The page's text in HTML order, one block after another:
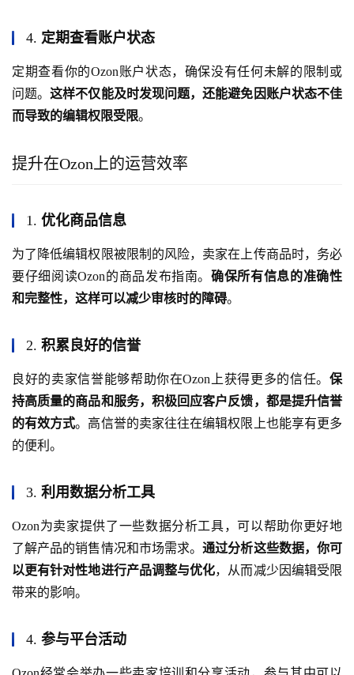
4. 定期查看账户状态
定期查看你的Ozon账户状态，确保没有任何未解的限制或
问题。这样不仅能及时发现问题，还能避免因账户状态不佳
而导致的编辑权限受限。
提升在Ozon上的运营效率
1. 优化商品信息
为了降低编辑权限被限制的风险，卖家在上传商品时，务必
要仔细阅读Ozon的商品发布指南。确保所有信息的准确性
和完整性，这样可以减少审核时的障碍。
2. 积累良好的信誉
良好的卖家信誉能够帮助你在Ozon上获得更多的信任。 保
持高质量的商品和服务，积极回应客户反馈，都是提升信誉
的有效方式。高信誉的卖家往往在编辑权限上也能享有更多
的便利。
3. 利用数据分析工具
Ozon为卖家提供了一些数据分析工具，可以帮助你更好地
了解产品的销售情况和市场需求。通过分析这些数据，你可
以更有针对性地进行产品调整与优化，从而减少因编辑受限
带来的影响。
4. 参与平台活动